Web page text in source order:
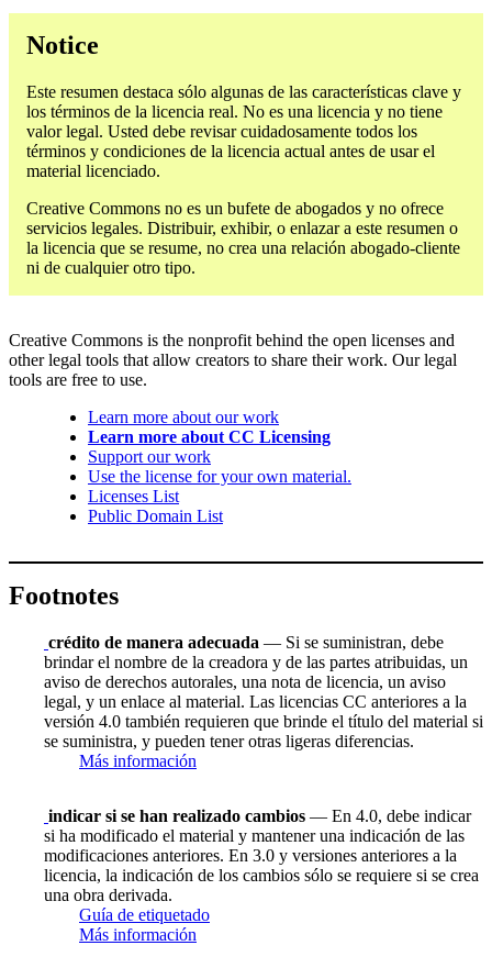
Notice
Este resumen destaca sólo algunas de las características clave y
los términos de la licencia real. No es una licencia y no tiene
valor legal. Usted debe revisar cuidadosamente todos los
términos y condiciones de la licencia actual antes de usar el
material licenciado.
Creative Commons no es un bufete de abogados y no ofrece
servicios legales. Distribuir, exhibir, o enlazar a este resumen o
la licencia que se resume, no crea una relación abogado-cliente
ni de cualquier otro tipo.
Creative Commons is the nonprofit behind the open licenses and
other legal tools that allow creators to share their work. Our legal
tools are free to use.
Learn more about our work
Learn more about CC Licensing
Support our work
Use the license for your own material.
Licenses List
Public Domain List
Footnotes
crédito de manera adecuada — Si se suministran, debe
brindar el nombre de la creadora y de las partes atribuidas, un
aviso de derechos autorales, una nota de licencia, un aviso
legal, y un enlace al material. Las licencias CC anteriores a la
versión 4.0 también requieren que brinde el título del material si
se suministra, y pueden tener otras ligeras diferencias.
Más información
indicar si se han realizado cambios — En 4.0, debe indicar
si ha modificado el material y mantener una indicación de las
modificaciones anteriores. En 3.0 y versiones anteriores a la
licencia, la indicación de los cambios sólo se requiere si se crea
una obra derivada.
Guía de etiquetado
Más información